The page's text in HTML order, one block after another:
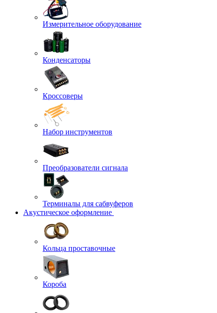
Измерительное оборудование
Конденсаторы
Кроссоверы
Набор инструментов
Преобразователи сигнала
Терминалы для сабвуферов
Акустическое оформление
Кольца проставочные
Короба